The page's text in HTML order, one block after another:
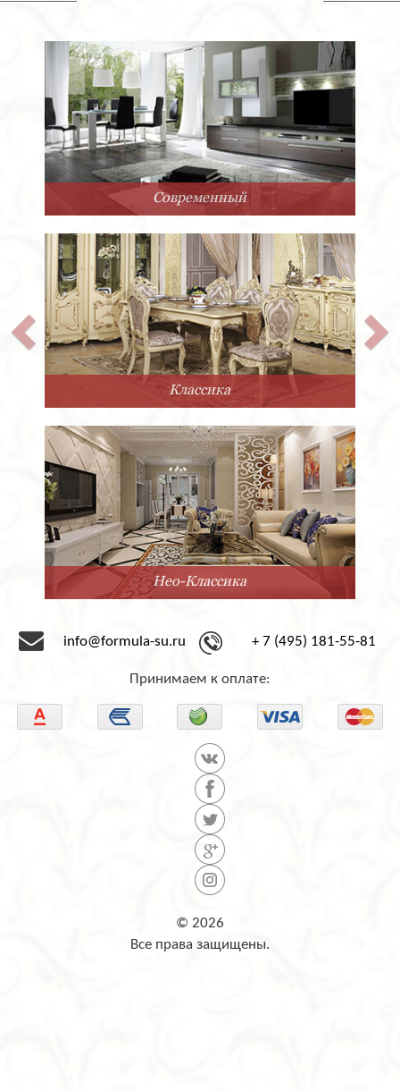
Современный
Классика
Нео-Классика
info@formula-su.ru + 7 (495) 181-55-81
Принимаем к оплате:
© 2026
Все права защищены.